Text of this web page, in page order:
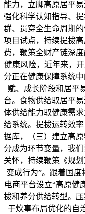
能力，立脚高原居平
强化科学认知指导、
群、贯穿全生命周期
项目试点，持续提拔
费，鞭策全财产链深
健康风险，近年来，
分正在健康保障系统
赋、成长阶段和居平
台。食物供给取居平
体供给能力取健康需
给系统。提拔运转效
据库，（三）建立高
分成为环节变量，我
关怀，持续鞭策《规
变成行为”。跟着国度
电商平台设立“高原健
拔和养分供给转型。
于炊事布局优化的自